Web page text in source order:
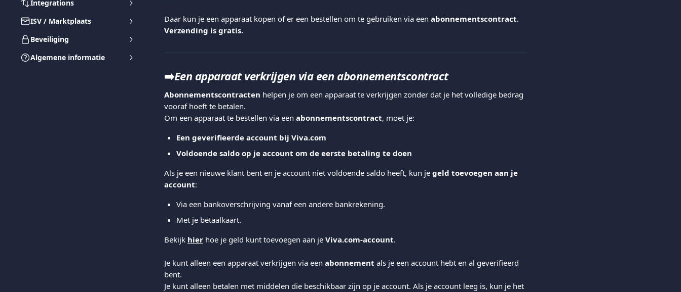
Integrations
ISV / Marktplaats
Beveiliging
Algemene informatie
Daar kun je een apparaat kopen of er een bestellen om te gebruiken via een abonnementscontract.
Verzending is gratis.
➡️Een apparaat verkrijgen via een abonnementscontract
Abonnementscontracten helpen je om een apparaat te verkrijgen zonder dat je het volledige bedrag
vooraf hoeft te betalen.
Om een apparaat te bestellen via een abonnementscontract, moet je:
Een geverifieerde account bij Viva.com
Voldoende saldo op je account om de eerste betaling te doen
Als je een nieuwe klant bent en je account niet voldoende saldo heeft, kun je geld toevoegen aan je
account:
Via een bankoverschrijving vanaf een andere bankrekening.
Met je betaalkaart.
Bekijk hier hoe je geld kunt toevoegen aan je Viva.com-account.
Je kunt alleen een apparaat verkrijgen via een abonnement als je een account hebt en al geverifieerd
bent.
Je kunt alleen betalen met middelen die beschikbaar zijn op je account. Als je account leeg is, kun je het